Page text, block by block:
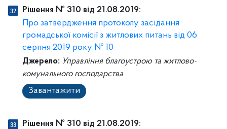
Рішення № 310 від 21.08.2019:
Про затвердження протоколу засідання
громадської комісії з житлових питань від 06
серпня 2019 року № 10
Джерело: Управління благоустрою та житлово-
комунального господарства
Завантажити
Рішення № 310 від 21.08.2019: